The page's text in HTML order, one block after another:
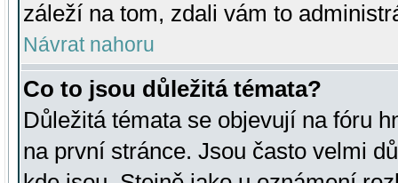
záleží na tom, zdali vám to
Návrat nahoru
Co to jsou důležitá témata?
Důležitá témata se objevují na fóru
na první stránce. Jsou často velmi